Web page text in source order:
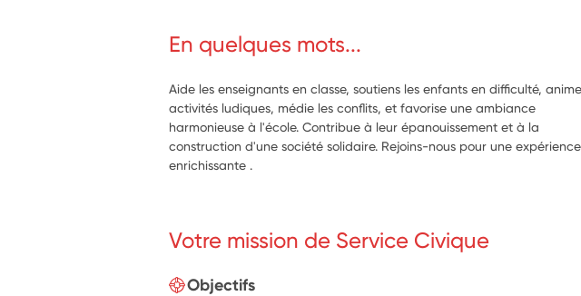
En quelques mots...
Aide les enseignants en classe, soutiens les enfants en difficulté,
activités ludiques, médie les conflits, et favorise une ambiance
harmonieuse à l'école. Contribue à leur épanouissement et à la
construction d'une société solidaire. Rejoins-nous pour une expérience
enrichissante .
Votre mission de Service Civique
Objectifs